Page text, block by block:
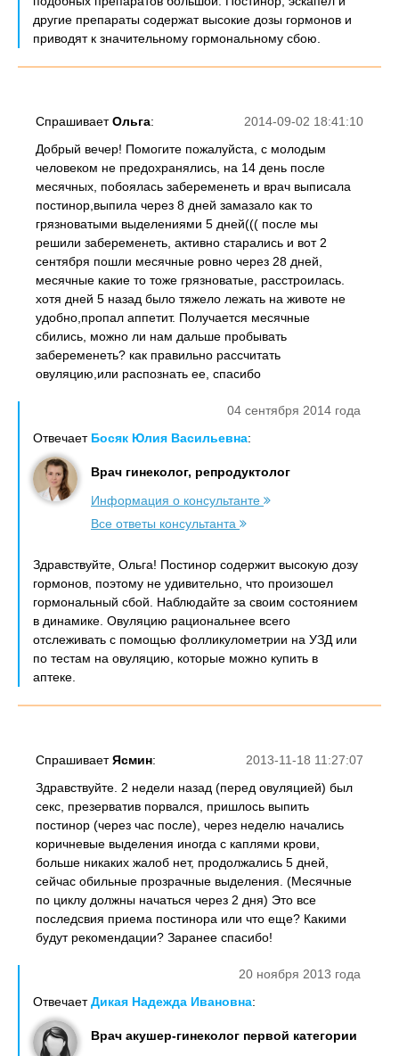
другие препараты содержат высокие дозы гормонов и
приводят к значительному гормональному сбою.
2014-09-02 18:41:10
СпрашиваетОльга:
Добрый вечер! Помогите пожалуйста, с молодым
человеком не предохранялись, на 14 день после
месячных, побоялась забеременеть и врач выписала
постинор,выпила через 8 дней замазало как то
грязноватыми выделениями 5 дней((( после мы
решили забеременеть, активно старались и вот 2
сентября пошли месячные ровно через 28 дней,
месячные какие то тоже грязноватые, расстроилась.
хотя дней 5 назад было тяжело лежать на животе не
удобно,пропал аппетит. Получается месячные
сбились, можно ли нам дальше пробывать
забеременеть? как правильно рассчитать
овуляцию,или распознать ее, спасибо
04 сентября 2014 года
Отвечает Босяк Юлия Васильевна:
Врач гинеколог, репродуктолог
Информация о консультанте
Все ответы консультанта
Здравствуйте, Ольга! Постинор содержит высокую дозу
гормонов, поэтому не удивительно, что произошел
гормональный сбой. Наблюдайте за своим состоянием
в динамике. Овуляцию рациональнее всего
отслеживать с помощью фолликулометрии на УЗД или
по тестам на овуляцию, которые можно купить в
аптеке.
2013-11-18 11:27:07
СпрашиваетЯсмин:
Здравствуйте. 2 недели назад (перед овуляцией) был
секс, презерватив порвался, пришлось выпить
постинор (через час после), через неделю начались
коричневые выделения иногда с каплями крови,
больше никаких жалоб нет, продолжались 5 дней,
сейчас обильные прозрачные выделения. (Месячные
по циклу должны начаться через 2 дня) Это все
последсвия приема постинора или что еще? Какими
будут рекомендации? Заранее спасибо!
20 ноября 2013 года
ОтвечаетДикая Надежда Ивановна:
Врач акушер-гинеколог первой категории